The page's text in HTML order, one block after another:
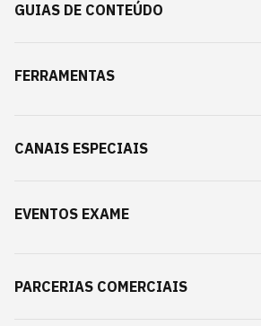
GUIAS DE CONTEÚDO
FERRAMENTAS
CANAIS ESPECIAIS
EVENTOS EXAME
PARCERIAS COMERCIAIS